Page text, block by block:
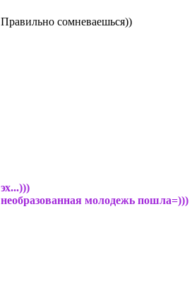
Правильно сомневаешься))
эх...)))
необразованная молодежь пошла=)))